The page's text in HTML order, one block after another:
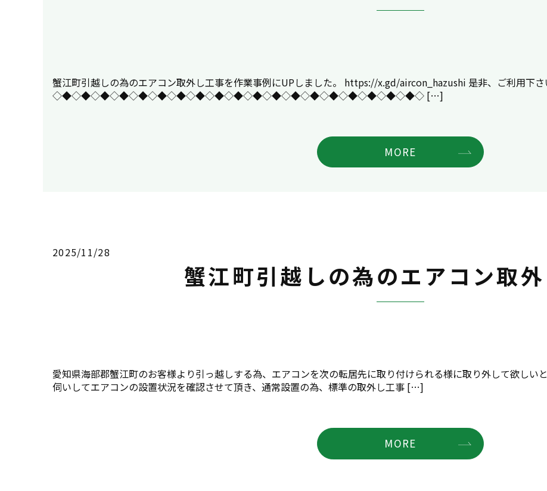
蟹江町引越しの為のエアコン取外し工事を作業事例にUPしました。 https://x.gd/aircon_hazushi 是非、ご利用下さ
◇◆◇◆◇◆◇◆◇◆◇◆◇◆◇◆◇◆◇◆◇◆◇◆◇◆◇◆◇◆◇◆◇◆◇◆◇◆◇ […]
MORE
2025/11/28
蟹江町引越しの為のエアコン取
愛知県海部郡蟹江町のお客様より引っ越しする為、エアコンを次の転居先に取り付けられる様に取り外して欲しい
伺いしてエアコンの設置状況を確認させて頂き、通常設置の為、標準の取外し工事 […]
MORE